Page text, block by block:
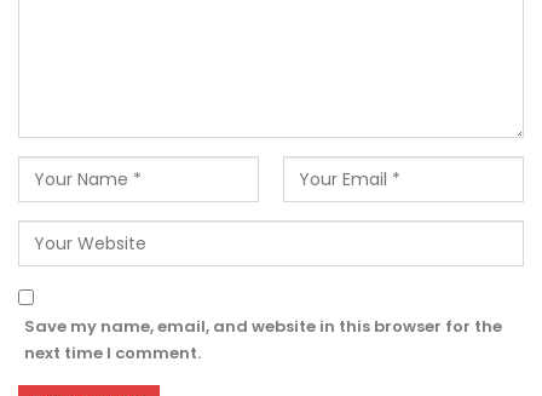
Save my name, email, and website in this browser for the
next time I comment.